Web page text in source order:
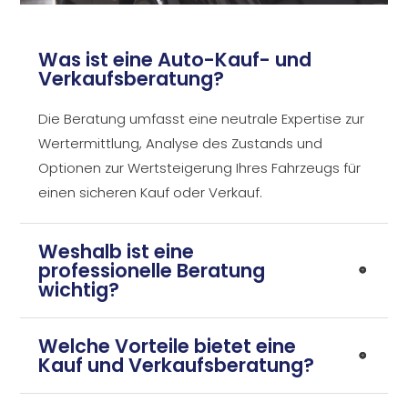
Was ist eine Auto-Kauf- und
Verkaufsberatung?
Die Beratung umfasst eine neutrale Expertise zur
Wertermittlung, Analyse des Zustands und
Optionen zur Wertsteigerung Ihres Fahrzeugs für
einen sicheren Kauf oder Verkauf.
Weshalb ist eine
professionelle Beratung
wichtig?
Welche Vorteile bietet eine
Kauf und Verkaufsberatung?